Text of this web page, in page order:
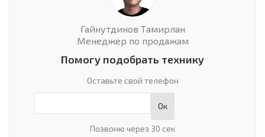
Гайнутдинов Тамирлан
Менеджер по продажам
Помогу подобрать технику
Оставьте свой телефон
Ок
Позвоню через 30 сек